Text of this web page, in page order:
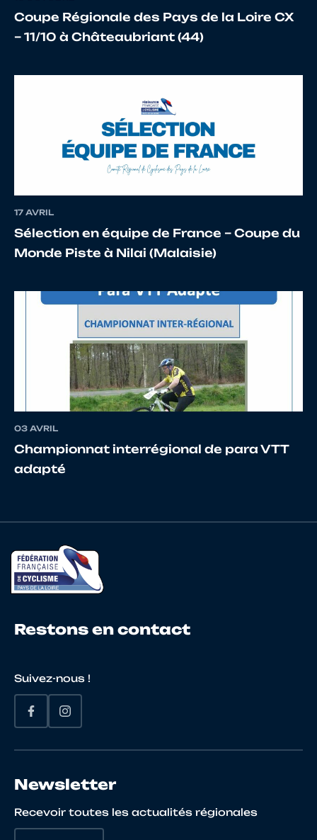
10133011535
Coupe Régionale des Pays de la Loire CX
– 11/10 à Châteaubriant (44)
17 AVRIL
Sélection en équipe de France – Coupe du
Monde Piste à Nilai (Malaisie)
03 AVRIL
Championnat interrégional de para VTT
adapté
Restons en contact
Suivez-nous !
Newsletter
Recevoir toutes les actualités régionales